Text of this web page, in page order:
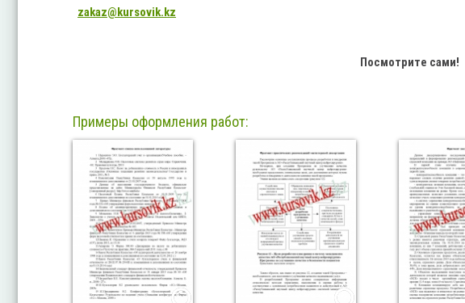
zakaz@kursovik.kz
Посмотрите сами!
Примеры оформления работ: